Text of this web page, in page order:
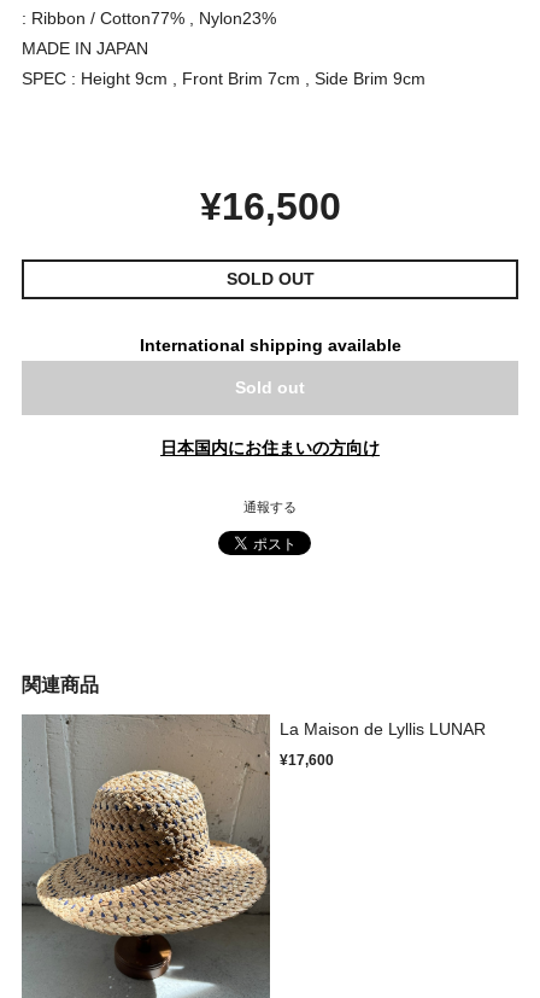
: Ribbon / Cotton77% , Nylon23%
MADE IN JAPAN
SPEC : Height 9cm , Front Brim 7cm , Side Brim 9cm
¥16,500
SOLD OUT
International shipping available
Sold out
日本国内にお住まいの方向け
通報する
関連商品
La Maison de Lyllis LUNAR
¥17,600